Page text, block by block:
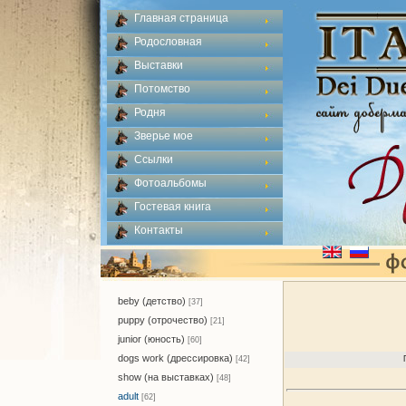
Главная страница
Родословная
Выставки
Потомство
Родня
Зверье мое
Ссылки
Фотоальбомы
Гостевая книга
Контакты
beby (детство) [37]
puppy (отрочество) [21]
junior (юность) [60]
dogs work (дрессировка) [42]
show (на выставках) [48]
adult [62]